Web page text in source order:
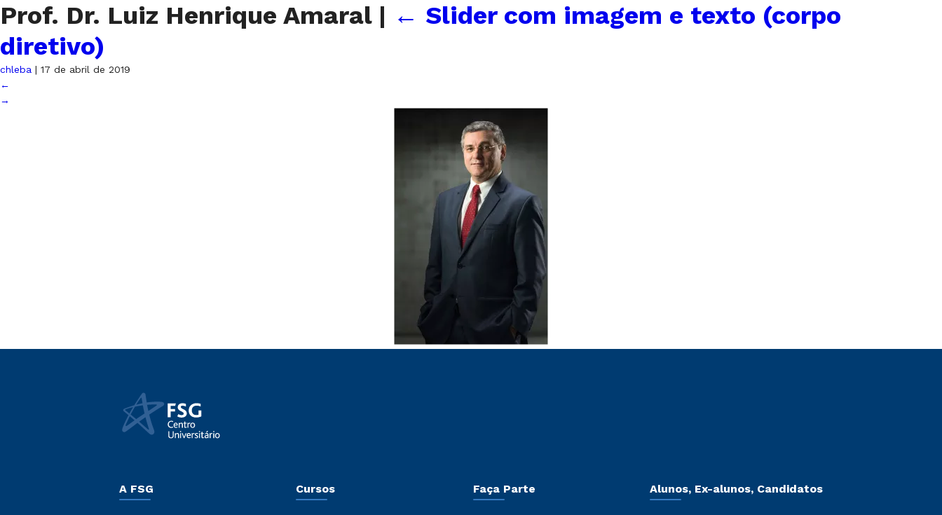
Prof. Dr. Luiz Henrique Amaral | ← Slider com imagem e texto (corpo
diretivo)
chleba | 17 de abril de 2019
←
→
A FSG Cursos Faça Parte Alunos, Ex-alunos, Candidatos